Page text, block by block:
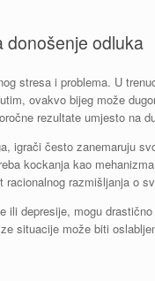
donošenje odluka
stresa i problema. U
ovakvo bijeg može
rezultate umjesto na
igrači često zanemaruju
kockanja kao
razmišljanja o
ili depresije, mogu
situacije može biti